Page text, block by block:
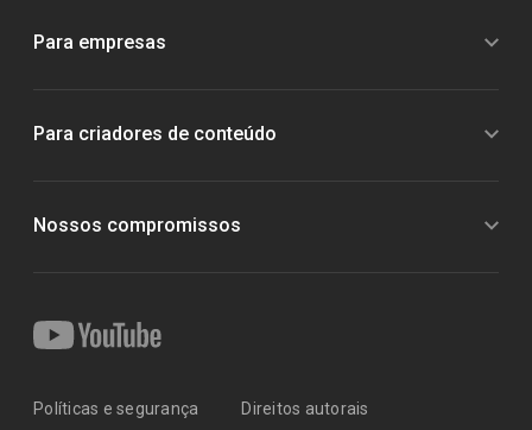
Para empresas
Para criadores de conteúdo
Nossos compromissos
Políticas e segurança Direitos autorais